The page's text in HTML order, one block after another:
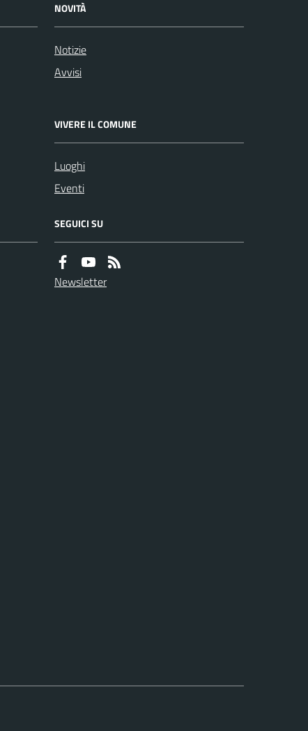
NOVITÀ
Notizie
Avvisi
VIVERE IL COMUNE
Luoghi
Eventi
SEGUICI SU
Newsletter